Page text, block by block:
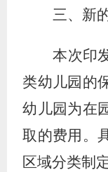
三、新
本次印
类幼儿园的
幼儿园为在
取的费用。
区域分类制